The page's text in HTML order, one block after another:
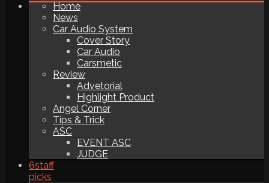
Home
News
Car Audio System
Cover Story
Car Audio
Carsmetic
Review
Advetorial
Highlight Product
Angel Corner
Tips & Trick
ASC
EVENT ASC
JUDGE
6staff
picks